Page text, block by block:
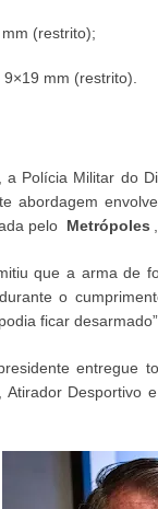
(restrito);
mm (restrito).
Polícia Militar do
abordagem
pelo Metrópoles
que a arma de
o
ficar desarmado”.
entregue
Atirador